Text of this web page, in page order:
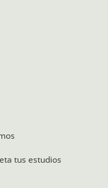
tus estudios